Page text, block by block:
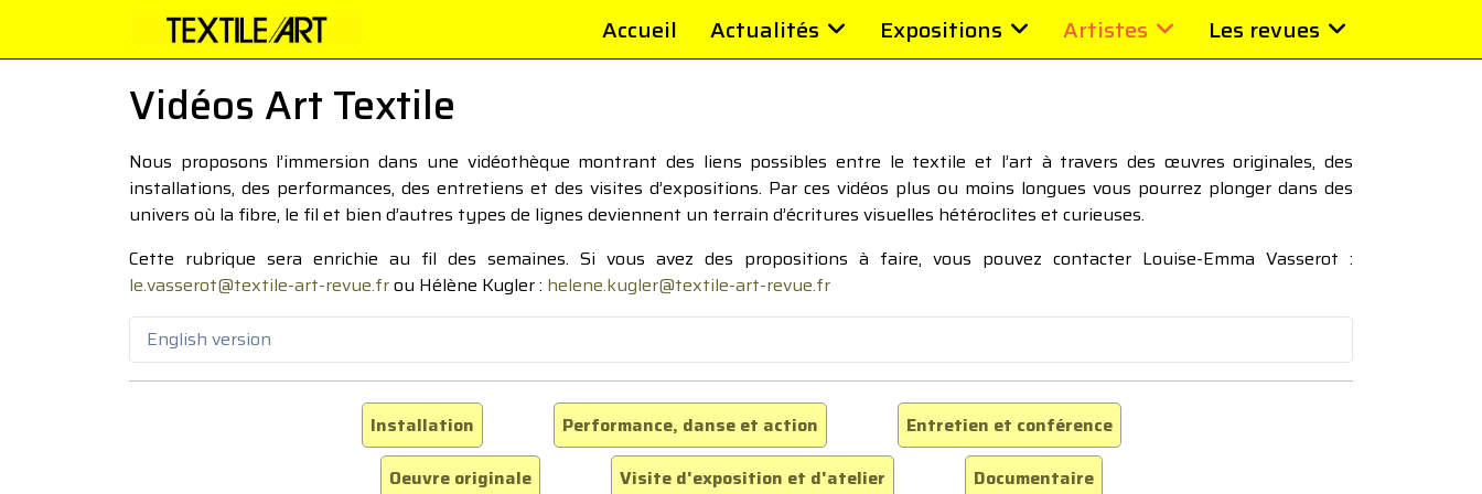
Accueil Actualités Expositions Artistes Les revues
Vidéos Art Textile
Nous proposons l’immersion dans une vidéothèque montrant des liens possibles entre le textile et l’art à travers des œuvres originales, des
installations, des performances, des entretiens et des visites d’expositions. Par ces vidéos plus ou moins longues vous pourrez plonger dans des
univers où la fibre, le fil et bien d’autres types de lignes deviennent un terrain d’écritures visuelles hétéroclites et curieuses.
Cette rubrique sera enrichie au fil des semaines. Si vous avez des propositions à faire, vous pouvez contacter Louise-Emma Vasserot :
le.vasserot@textile-art-revue.frou Hélène Kugler : helene.kugler@textile-art-revue.fr
English version
Installation Performance, danse et action
Entretien et conférence
Oeuvre originale
Visite d'exposition et d'atelier Documentaire